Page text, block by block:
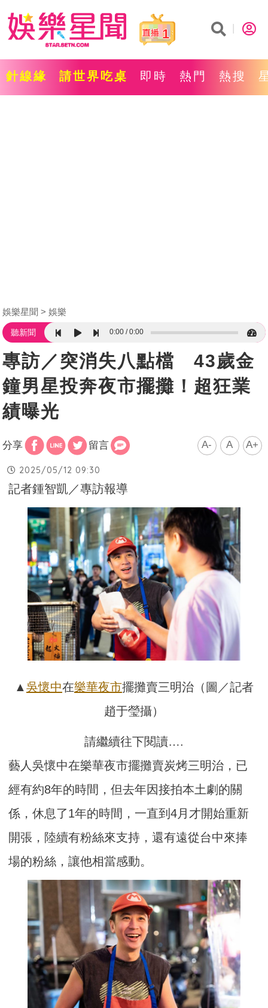
1
針線緣 請世界吃桌 即時 熱門 熱搜
娛樂星聞 娛樂
聽新聞 0:00 0:00
專訪／突消失八點檔 43歲金
鐘男星投奔夜市擺攤！超狂業
績曝光
分享 留言 A- A A+
2025/05/12 09:30
記者鍾智凱／專訪報導
▲ 吳懷中在樂華夜市擺攤賣三明治（圖／記者
趙于瑩攝）
請繼續往下閱讀….
藝人吳懷中在樂華夜市擺攤賣炭烤三明治，已
經有約8年的時間，但去年因接拍本土劇的關
係，休息了1年的時間，一直到4月才開始重新
開張，陸續有粉絲來支持，還有遠從台中來捧
場的粉絲，讓他相當感動。